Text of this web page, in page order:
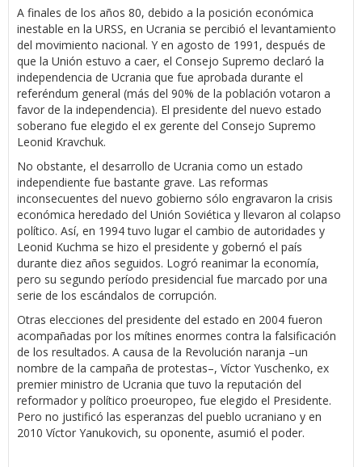
A finales de los años 80, debido a la posición económica
inestable en la URSS, en Ucrania se percibió el levantamiento
del movimiento nacional. Y en agosto de 1991, después de
que la Unión estuvo a caer, el Consejo Supremo declaró la
independencia de Ucrania que fue aprobada durante el
referéndum general (más del 90% de la población votaron a
favor de la independencia). El presidente del nuevo estado
soberano fue elegido el ex gerente del Consejo Supremo
Leonid Kravchuk.
No obstante, el desarrollo de Ucrania como un estado
independiente fue bastante grave. Las reformas
inconsecuentes del nuevo gobierno sólo engravaron la crisis
económica heredado del Unión Soviética y llevaron al colapso
político. Así, en 1994 tuvo lugar el cambio de autoridades y
Leonid Kuchma se hizo el presidente y gobernó el país
durante diez años seguidos. Logró reanimar la economía,
pero su segundo período presidencial fue marcado por una
serie de los escándalos de corrupción.
Otras elecciones del presidente del estado en 2004 fueron
acompañadas por los mítines enormes contra la falsificación
de los resultados. A causa de la Revolución naranja –un
nombre de la campaña de protestas–, Víctor Yuschenko, ex
premier ministro de Ucrania que tuvo la reputación del
reformador y político proeuropeo, fue elegido el Presidente.
Pero no justificó las esperanzas del pueblo ucraniano y en
2010 Víctor Yanukovich, su oponente, asumió el poder.